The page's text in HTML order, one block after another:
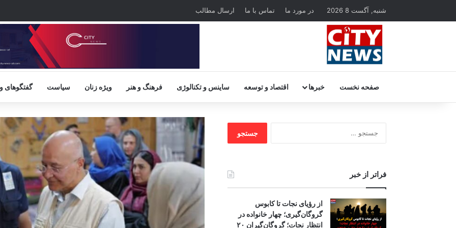
شنبه, آگست 8 2026 در مورد ما تماس با ما ارسال مطالب
صفحه نخست خبرها اقتصاد و توسعه ساینس و تکنالوژی فرهنگ و هنر ویژه زنان سیاست گفتگوهای
برای:
فراتر از خبر
از رؤیای نجات تا کابوس
گروگان‌گیری؛ چهار خانواده در
انتظار نجات؛ گروگان‌گیران ۲۰